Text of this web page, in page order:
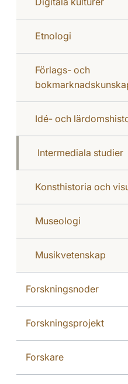
Etnologi
Förlags- och
Idé- och
Intermediala studier
Konsthistoria och
Museologi
Musikvetenskap
Forskningsnoder
Forskningsprojekt
Forskare